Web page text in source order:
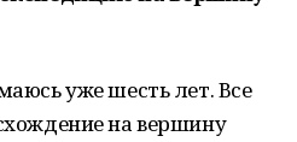
уже шесть лет. Все
на вершину